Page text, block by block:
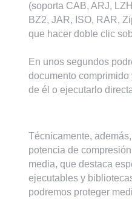
(soporta CAB, ARJ,
BZ2, JAR, ISO, RAR,
que hacer doble clic
En unos segundos
documento
de él o ejecutarlo
Técnicamente,
potencia de
media, que destaca
ejecutables y
podremos proteger